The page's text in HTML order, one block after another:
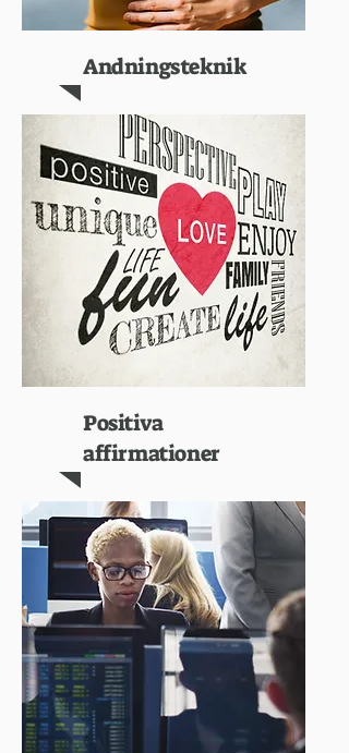
Andningsteknik
Positiva
affirmationer